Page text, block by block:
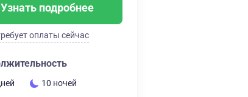
Узнать подробнее
оплаты сейчас
10 ночей